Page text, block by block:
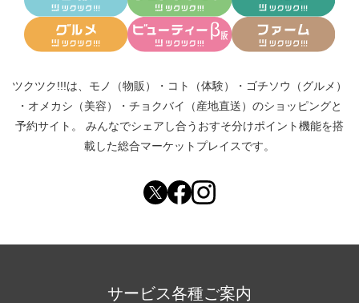
ツクツク!!!は、 モノ（物販） ・ コト（体験） ・ ゴチソウ（グルメ）
・ オメカシ（美容） ・ チョクバイ（産地直送） のショッピングと
予約サイト。
みんなでシェアし合う おすそ分けポイント機能を搭
載した総合マーケットプレイスです。
サービス各種ご案内